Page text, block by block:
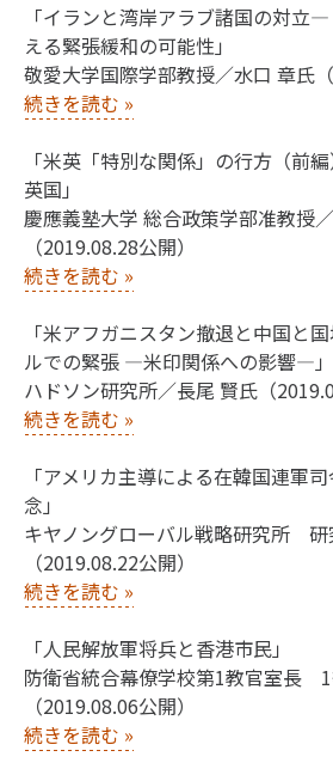
「イランと湾岸アラブ諸国の対
える緊張緩和の可能性」
敬愛大学国際学部教授／水口 章氏
続きを読む »
「米英「特別な関係」の行方（前編
英国」
慶應義塾大学 総合政策学部准教授
（2019.08.28公開）
続きを読む »
「米アフガニスタン撤退と中国と
ルでの緊張 ―米印関係への影響―」
ハドソン研究所／長尾 賢氏（
続きを読む »
「アメリカ主導による在韓国連軍
念」
キヤノングローバル戦略研究所 研
（2019.08.22公開）
続きを読む »
「人民解放軍将兵と香港市民」
防衛省統合幕僚学校第1教官室長
（2019.08.06公開）
続きを読む »